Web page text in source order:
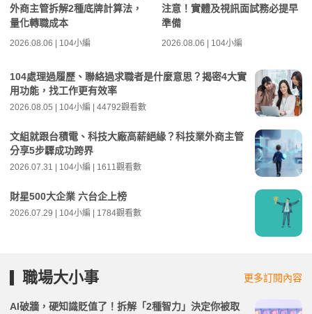
外商主管拆解2種底牌計算法，
量化轉職成本
2026.08.06 | 104小編
注意！實體及視訊面試務必提早
準備
2026.08.06 | 104小編
104處理過履歷、聯絡過求職者是什麼意思？揭密4大實
用功能，找工作更有效率
2026.08.05 | 104小編 | 44792觀看數
文組就跟台積電、科技大廠高薪絕緣？科技業外商主管
分享5步驟成功跨界
2026.07.31 | 104小編 | 1611觀看數
財星500大企業 六台企上榜
2026.07.29 | 104小編 | 1784觀看數
職場大小事 更多訂閱內容
AI破牆，硬知識貶值了！拆解「2種智力」決定你被取